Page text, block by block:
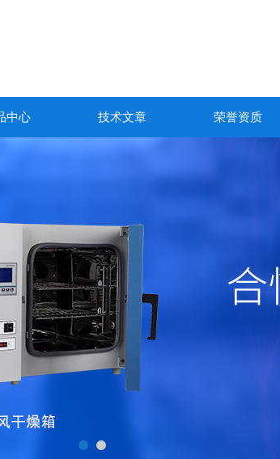
中心 技术文章 荣誉资质